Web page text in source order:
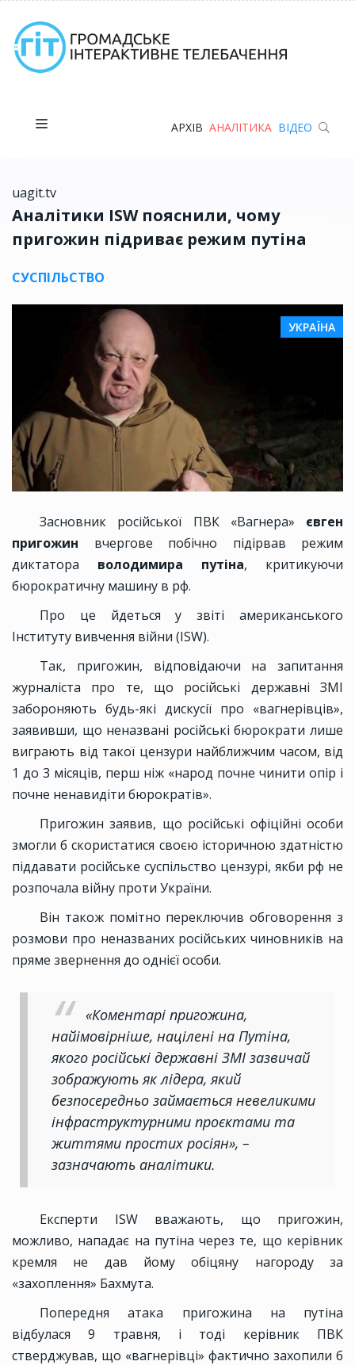
АРХІВ АНАЛІТИКА ВІДЕО
uagit.tv
Аналітики ISW пояснили, чому
пригожин підриває режим путіна
СУСПІЛЬСТВО
УКРАЇНА
Засновник російської ПВК «Вагнера» євген
пригожин вчергове побічно підірвав режим
диктатора володимира путіна, критикуючи
бюрократичну машину в рф.
Про це йдеться у звіті американського
Інституту вивчення війни (ISW).
Так, пригожин, відповідаючи на запитання
журналіста про те, що російські державні ЗМІ
забороняють будь-які дискусії про «вагнерівців»,
заявивши, що неназвані російські бюрократи лише
виграють від такої цензури найближчим часом, від
1 до 3 місяців, перш ніж «народ почне чинити опір і
почне ненавидіти бюрократів».
Пригожин заявив, що російські офіційні особи
змогли б скористатися своєю історичною здатністю
піддавати російське суспільство цензурі, якби рф не
розпочала війну проти України.
Він також помітно переключив обговорення з
розмови про неназваних російських чиновників на
пряме звернення до однієї особи.
«Коментарі пригожина,
найімовірніше, націлені на Путіна,
якого російські державні ЗМІ зазвичай
зображують як лідера, який
безпосередньо займається невеликими
інфраструктурними проєктами та
життями простих росіян», –
зазначають аналітики.
Експерти ISW вважають, що пригожин,
можливо, нападає на путіна через те, що керівник
кремля не дав йому обіцяну нагороду за
«захоплення» Бахмута.
Попередня атака пригожина на путіна
відбулася 9 травня, і тоді керівник ПВК
стверджував, що «вагнерівці» фактично захопили б